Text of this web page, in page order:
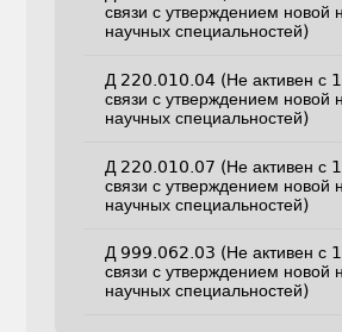
связи с утверждением новой
научных специальностей)
Д 220.010.04 (Не активен с
связи с утверждением новой
научных специальностей)
Д 220.010.07 (Не активен с
связи с утверждением новой
научных специальностей)
Д 999.062.03 (Не активен с
связи с утверждением новой
научных специальностей)